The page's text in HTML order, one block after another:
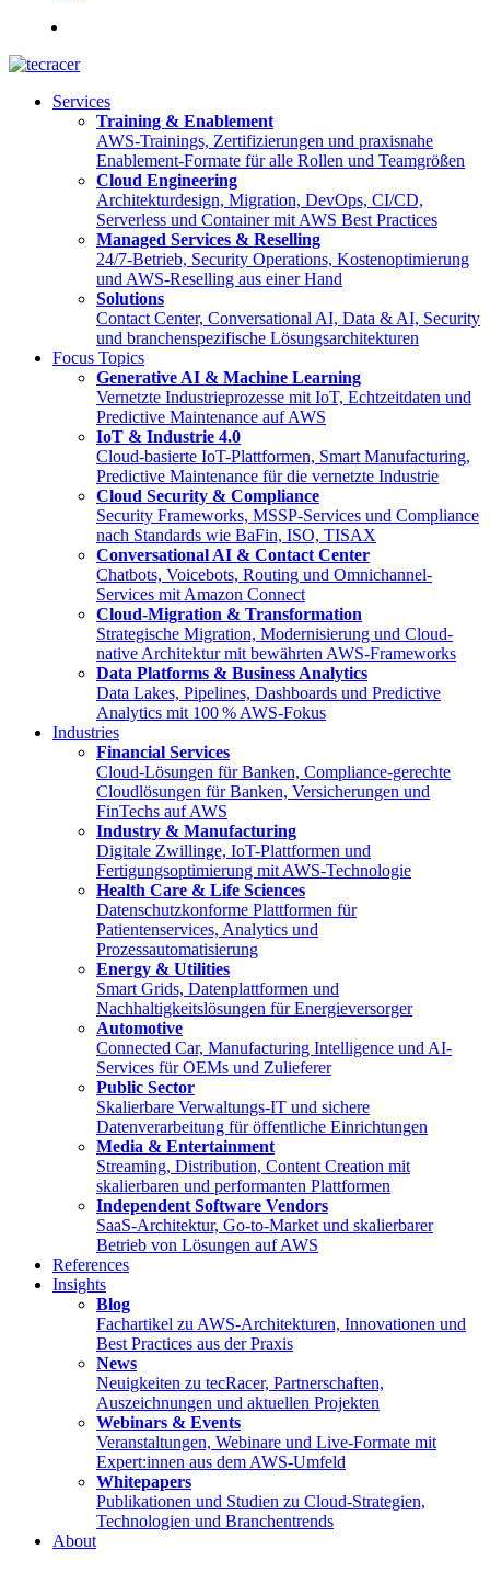
Services
Training & Enablement
AWS-Trainings, Zertifizierungen und praxisnahe
Enablement-Formate für alle Rollen und Teamgrößen
Cloud Engineering
Architekturdesign, Migration, DevOps, CI/CD,
Serverless und Container mit AWS Best Practices
Managed Services & Reselling
24/7-Betrieb, Security Operations, Kostenoptimierung
und AWS-Reselling aus einer Hand
Solutions
Contact Center, Conversational AI, Data & AI, Security
und branchenspezifische Lösungsarchitekturen
Focus Topics
Generative AI & Machine Learning
Vernetzte Industrieprozesse mit IoT, Echtzeitdaten und
Predictive Maintenance auf AWS
IoT & Industrie 4.0
Cloud-basierte IoT-Plattformen, Smart Manufacturing,
Predictive Maintenance für die vernetzte Industrie
Cloud Security & Compliance
Security Frameworks, MSSP-Services und Compliance
nach Standards wie BaFin, ISO, TISAX
Conversational AI & Contact Center
Chatbots, Voicebots, Routing und Omnichannel-
Services mit Amazon Connect
Cloud-Migration & Transformation
Strategische Migration, Modernisierung und Cloud-
native Architektur mit bewährten AWS-Frameworks
Data Platforms & Business Analytics
Data Lakes, Pipelines, Dashboards und Predictive
Analytics mit 100 % AWS-Fokus
Industries
Financial Services
Cloud-Lösungen für Banken, Compliance-gerechte
Cloudlösungen für Banken, Versicherungen und
FinTechs auf AWS
Industry & Manufacturing
Digitale Zwillinge, IoT-Plattformen und
Fertigungsoptimierung mit AWS-Technologie
Health Care & Life Sciences
Datenschutzkonforme Plattformen für
Patientenservices, Analytics und
Prozessautomatisierung
Energy & Utilities
Smart Grids, Datenplattformen und
Nachhaltigkeitslösungen für Energieversorger
Automotive
Connected Car, Manufacturing Intelligence und AI-
Services für OEMs und Zulieferer
Public Sector
Skalierbare Verwaltungs-IT und sichere
Datenverarbeitung für öffentliche Einrichtungen
Media & Entertainment
Streaming, Distribution, Content Creation mit
skalierbaren und performanten Plattformen
Independent Software Vendors
SaaS-Architektur, Go-to-Market und skalierbarer
Betrieb von Lösungen auf AWS
References
Insights
Blog
Fachartikel zu AWS-Architekturen, Innovationen und
Best Practices aus der Praxis
News
Neuigkeiten zu tecRacer, Partnerschaften,
Auszeichnungen und aktuellen Projekten
Webinars & Events
Veranstaltungen, Webinare und Live-Formate mit
Expert:innen aus dem AWS-Umfeld
Whitepapers
Publikationen und Studien zu Cloud-Strategien,
Technologien und Branchentrends
About